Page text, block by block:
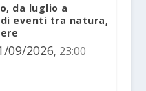
da luglio a
eventi tra natura,
09/2026, 23:00